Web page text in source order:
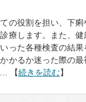
の役割を担い、下
療します。また、
った各種検査の結
かるか迷った際の
… 【続きを読む】